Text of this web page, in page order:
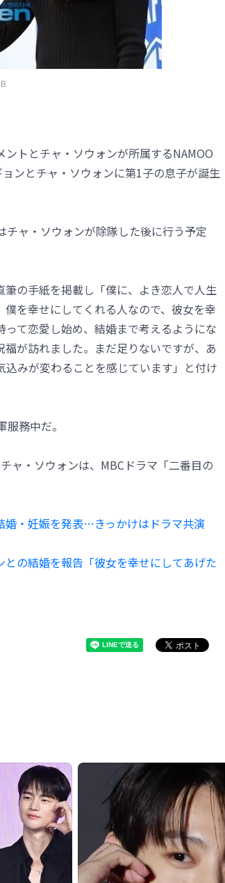
トとチャ・ソウォンが所属するNAMOO
ンとチャ・ソウォンに第1子の息子が誕生
ャ・ソウォンが除隊した後に行う予定
の手紙を掲載し「僕に、よき恋人で人生
を幸せにしてくれる人なので、彼女を幸
て恋愛し始め、結婚まで考えるようにな
が訪れました。まだ足りないですが、あ
みが変わることを感じています」と付け
務中だ。
ャ・ソウォンは、MBCドラマ「二番目の
婚・妊娠を発表…きっかけはドラマ共演
の結婚を報告「彼女を幸せにしてあげた